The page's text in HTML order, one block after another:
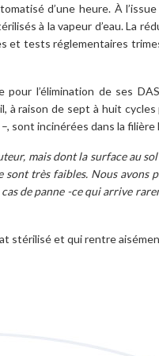
d’une heure. À l’issue
à la vapeur d’eau. La
et tests réglementaires
l’élimination de ses
raison de sept à huit
sont incinérées dans la filière
mais dont la surface au
très faibles. Nous
de panne -ce qui arrive
stérilisé et qui rentre